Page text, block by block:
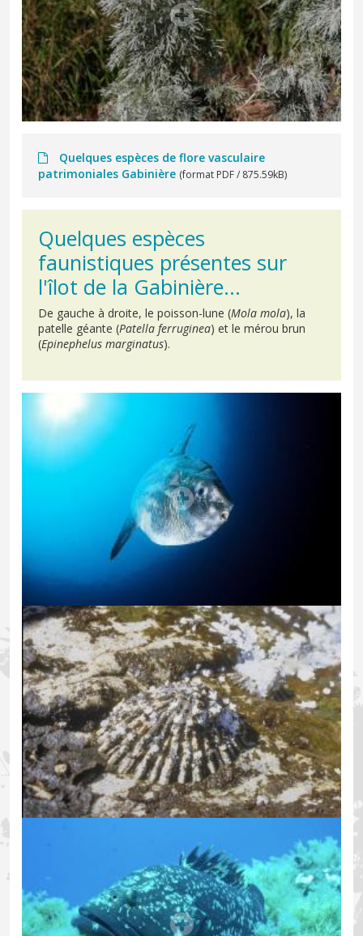
Quelques espèces de flore vasculaire
patrimoniales Gabinière (format PDF / 875.59kB)
Quelques espèces
faunistiques présentes sur
l'îlot de la Gabinière...
De gauche à droite, le poisson-lune (Mola mola), la
patelle géante (Patella ferruginea) et le mérou brun
(Epinephelus marginatus).